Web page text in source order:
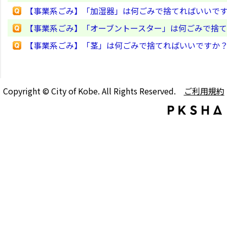
【事業系ごみ】「加湿器」は何ごみで捨てればいいで
【事業系ごみ】「オーブントースター」は何ごみで捨
【事業系ごみ】「茎」は何ごみで捨てればいいですか
Copyright © City of Kobe. All Rights Reserved. ご利用規約